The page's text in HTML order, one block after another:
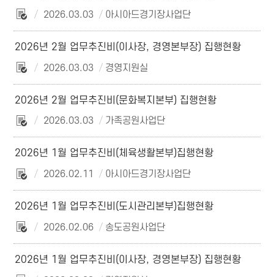
2026.03.03
아시아드경기장사업단
2026년 2월 업무추진비(이사장, 경영본부장) 집행현황
2026.03.03
경영지원실
2026년 2월 업무추진비(문화복지본부) 집행현황
2026.03.03
가족공원사업단
2026년 1월 업무추진비(체육생활본부)집행현황
2026.02.11
아시아드경기장사업단
2026년 1월 업무추진비(도시관리본부)집행현황
2026.02.06
송도공원사업단
2026년 1월 업무추진비(이사장, 경영본부장) 집행현황